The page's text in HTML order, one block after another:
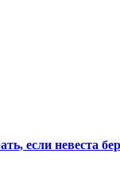
если невеста